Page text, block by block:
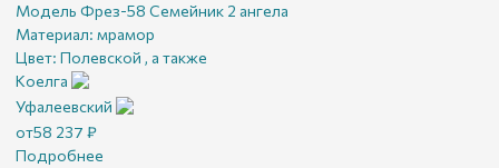
Модель Фрез-58 Семейник 2 ангела
Материал: мрамор
Цвет: Полевской , а также
Коелга
Уфалеевский
от58 237 ₽
Подробнее